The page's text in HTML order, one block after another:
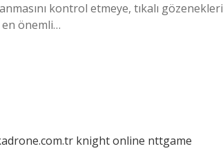
kontrol etmeye, tıkalı gözenekleri
en önemli…
knight online nttgame